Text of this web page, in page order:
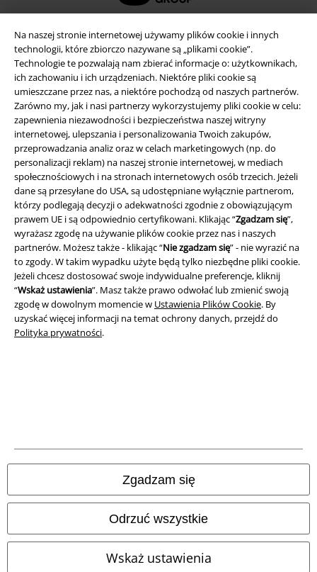
Na naszej stronie internetowej używamy plików cookie i innych
technologii, które zbiorczo nazywane są „plikami cookie”.
Technologie te pozwalają nam zbierać informacje o: użytkownikach,
ich zachowaniu i ich urządzeniach. Niektóre pliki cookie są
umieszczane przez nas, a niektóre pochodzą od naszych partnerów.
Zarówno my, jak i nasi partnerzy wykorzystujemy pliki cookie w celu:
zapewnienia niezawodności i bezpieczeństwa naszej witryny
internetowej, ulepszania i personalizowania Twoich zakupów,
przeprowadzania analiz oraz w celach marketingowych (np. do
personalizacji reklam) na naszej stronie internetowej, w mediach
społecznościowych i na stronach internetowych osób trzecich. Jeżeli
dane są przesyłane do USA, są udostępniane wyłącznie partnerom,
którzy podlegają decyzji o adekwatności zgodnie z obowiązującym
prawem UE i są odpowiednio certyfikowani. Klikając “Zgadzam się”,
wyrażasz zgodę na używanie plików cookie przez nas i naszych
partnerów. Możesz także - klikając “Nie zgadzam się” - nie wyrazić na
to zgody. W takim wypadku użyte będą tylko niezbędne pliki cookie.
Jeżeli chcesz dostosować swoje indywidualne preferencje, kliknij
“Wskaż ustawienia”. Masz także prawo odwołać lub zmienić swoją
zgodę w dowolnym momencie w Ustawienia Plików Cookie. By
uzyskać więcej informacji na temat ochrony danych, przejdź do
Polityka prywatności.
Zgadzam się
Odrzuć wszystkie
Wskaż ustawienia
Informacje prawne
Regulamin
Dane firmy
Polityka prywatności
Unieszkodliwianie odpadów i ochrona środowiska
Deklaracja Zgodności
© 1986-2026 E.M.P. Merchandising HGmbH
Sklepy internetowe EMP